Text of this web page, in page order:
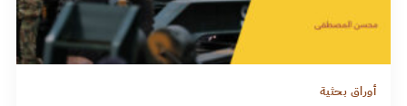
أوراق بحثية